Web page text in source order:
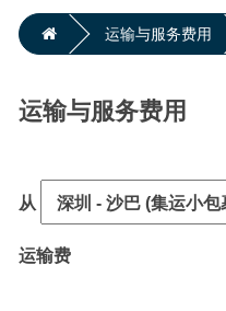
运输与服务费用
运输与服务费用
从
运输费